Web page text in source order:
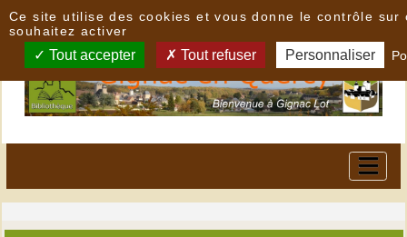
Ce site utilise des cookies et vous donne le contrôle sur
souhaitez activer
Tout accepter Tout refuser Personnaliser